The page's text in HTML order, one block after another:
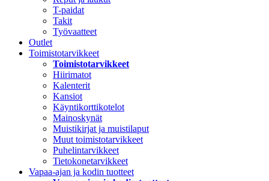
T-paidat
Takit
Työvaatteet
Outlet
Toimistotarvikkeet
Toimistotarvikkeet
Hiirimatot
Kalenterit
Kansiot
Käyntikorttikotelot
Mainoskynät
Muistikirjat ja muistilaput
Muut toimistotarvikkeet
Puhelintarvikkeet
Tietokonetarvikkeet
Vapaa-ajan ja kodin tuotteet